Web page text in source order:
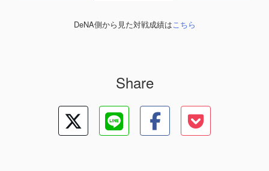
DeNA側から見た対戦成績はこちら
Share